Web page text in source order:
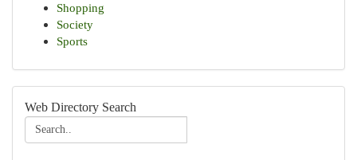
Shopping
Society
Sports
Web Directory Search